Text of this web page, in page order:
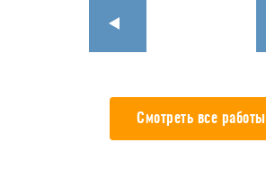
Смотреть все работы